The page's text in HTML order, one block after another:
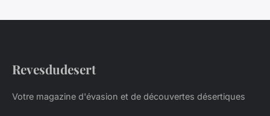
Revesdudesert
Votre magazine d'évasion et de découvertes désertiques